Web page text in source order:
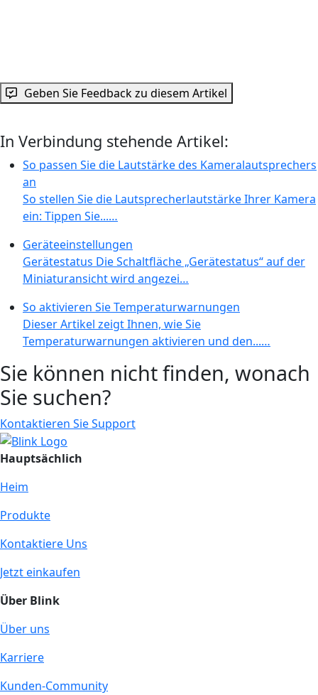
Geben Sie Feedback zu diesem Artikel
In Verbindung stehende Artikel:
So passen Sie die Lautstärke des Kameralautsprechers
an
So stellen Sie die Lautsprecherlautstärke Ihrer Kamera
ein: Tippen Sie...…
Geräteeinstellungen
Gerätestatus Die Schaltfläche „Gerätestatus“ auf der
Miniaturansicht wird angezei…
So aktivieren Sie Temperaturwarnungen
Dieser Artikel zeigt Ihnen, wie Sie
Temperaturwarnungen aktivieren und den...…
Sie können nicht finden, wonach
Sie suchen?
Kontaktieren Sie Support
Hauptsächlich
Heim
Produkte
Kontaktiere Uns
Jetzt einkaufen
Über Blink
Über uns
Karriere
Kunden-Community